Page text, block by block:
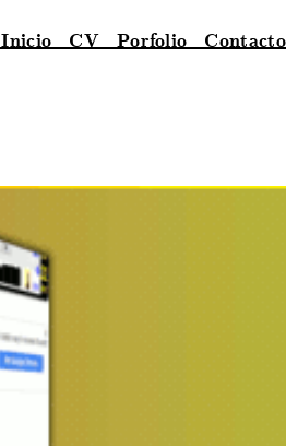
Inicio CV Porfolio Contacto